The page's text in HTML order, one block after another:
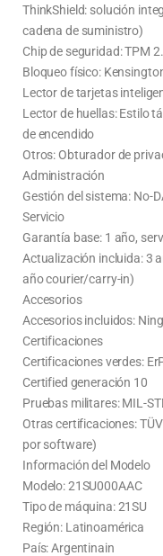
ThinkShield: solución
cadena de suministro)
Chip de seguridad: TPM
Bloqueo físico:
Lector de tarjetas
Lector de huellas: Estilo
de encendido
Otros: Obturador de
Administración
Gestión del sistema: No-
Servicio
Garantía base: 1 año,
Actualización incluida: 3
año courier/carry-in)
Accesorios
Accesorios incluidos:
Certificaciones
Certificaciones verdes:
Certified generación 10
Pruebas militares: MIL-
Otras certificaciones:
por software)
Información del Modelo
Modelo: 21SU000AAC
Tipo de máquina: 21SU
Región: Latinoamérica
País: Argentinain